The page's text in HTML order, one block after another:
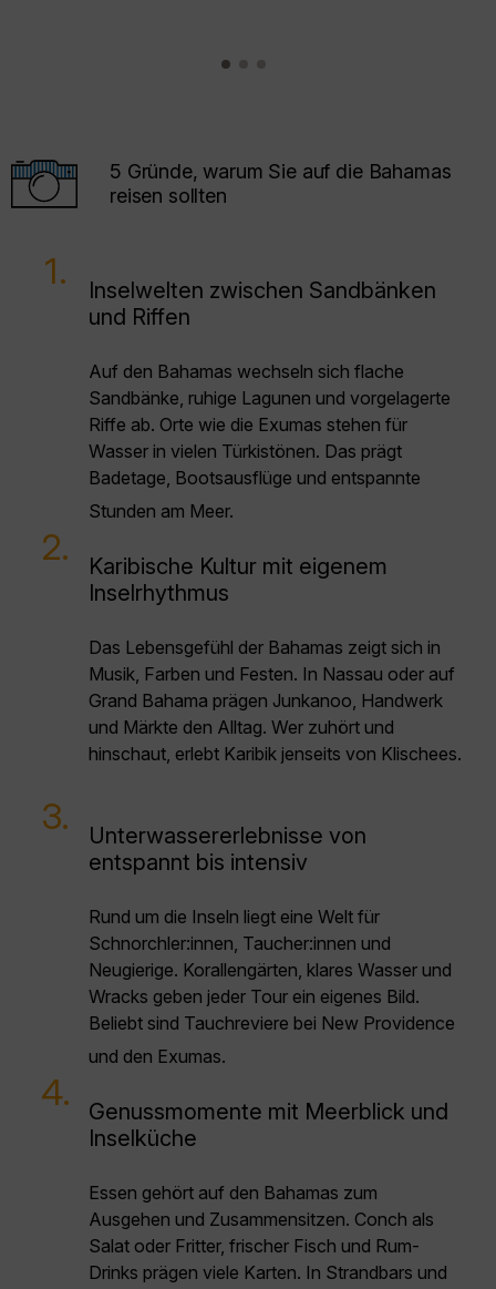
5 Gründe, warum Sie auf die Bahamas
reisen sollten
1.
Inselwelten zwischen Sandbänken
und Riffen
Auf den Bahamas wechseln sich flache
Sandbänke, ruhige Lagunen und vorgelagerte
Riffe ab. Orte wie die Exumas stehen für
Wasser in vielen Türkistönen. Das prägt
Badetage, Bootsausflüge und entspannte
Stunden am Meer.
2.
Karibische Kultur mit eigenem
Inselrhythmus
Das Lebensgefühl der Bahamas zeigt sich in
Musik, Farben und Festen. In Nassau oder auf
Grand Bahama prägen Junkanoo, Handwerk
und Märkte den Alltag. Wer zuhört und
hinschaut, erlebt Karibik jenseits von Klischees.
3.
Unterwassererlebnisse von
entspannt bis intensiv
Rund um die Inseln liegt eine Welt für
Schnorchler:innen, Taucher:innen und
Neugierige. Korallengärten, klares Wasser und
Wracks geben jeder Tour ein eigenes Bild.
Beliebt sind Tauchreviere bei New Providence
und den Exumas.
4.
Genussmomente mit Meerblick und
Inselküche
Essen gehört auf den Bahamas zum
Ausgehen und Zusammensitzen. Conch als
Salat oder Fritter, frischer Fisch und Rum-
Drinks prägen viele Karten. In Strandbars und